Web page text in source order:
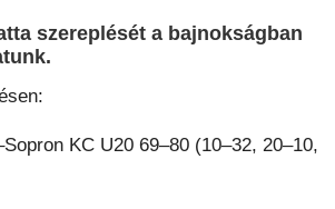
szereplését a bajnokságban
KC U20 69–80 (10–32, 20–10,